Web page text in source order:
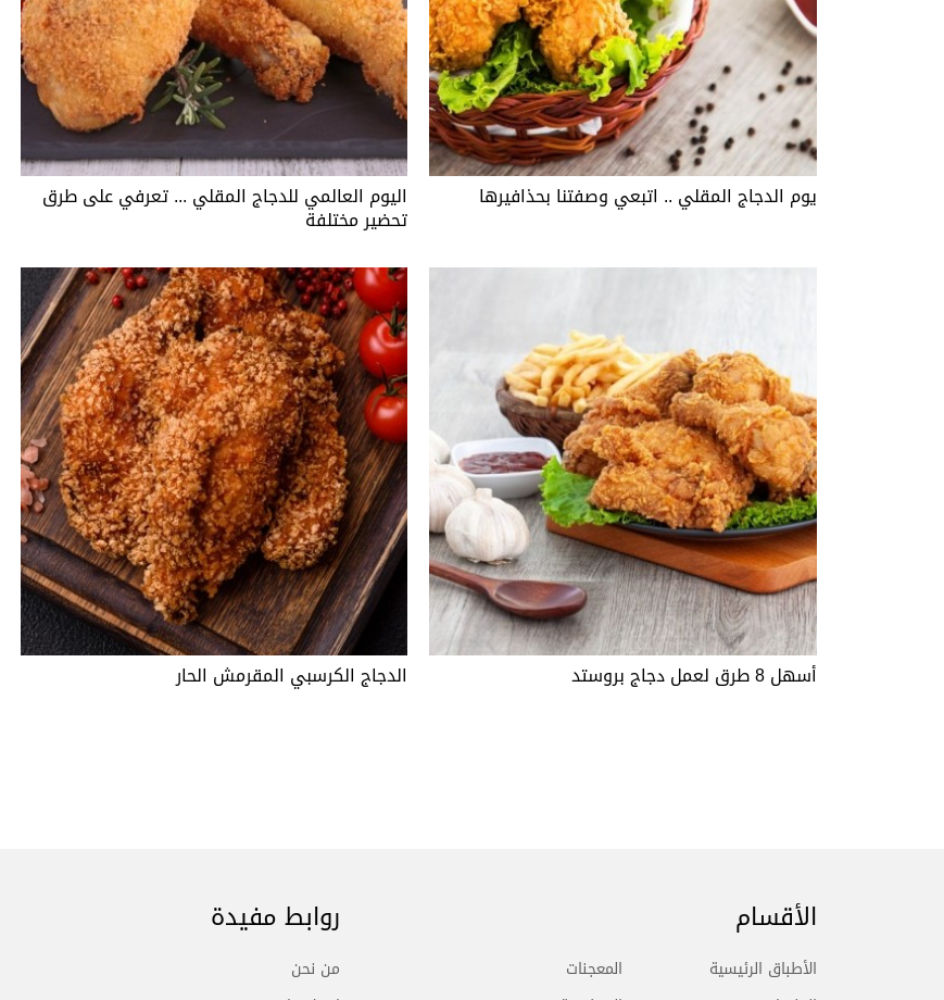
يوم الدجاج المقلي .. اتبعي وصفتنا بحذافيرها اليوم العالمي للدجاج المقلي ... تعرفي على طرق
تحضير مختلفة
أسهل 8 طرق لعمل دجاج بروستد الدجاج الكرسبي المقرمش الحار
الأقسام
الأطباق الرئيسية
المعجنات
روابط مفيدة
من نحن